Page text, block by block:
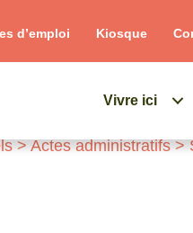
d’emploi Kiosque
Vivre ici
>Actes administratifs>